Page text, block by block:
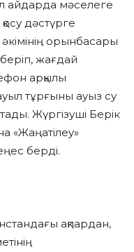
айдарда мәселеге
дәстүрге
орынбасары
жағдай
арқылы
тұрғыны ауыз су
Жүргізуші Берік
«Жаңатілеу»
берді.
ақпардан,